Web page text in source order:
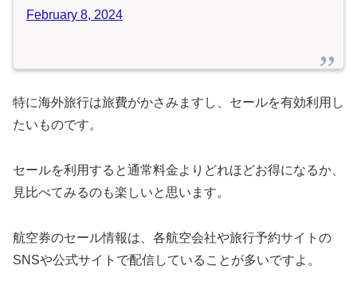
February 8, 2024
特に海外旅行は旅費がかさみますし、セールを有効利用し
たいものです。
セールを利用すると通常料金よりどれほどお得になるか、
見比べてみるのも楽しいと思います。
航空券のセール情報は、各航空会社や旅行予約サイトの
SNSや公式サイトで配信していることが多いですよ。